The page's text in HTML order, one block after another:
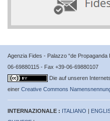
Agenzia Fides - Palazzo “de Propaganda
06-69880115 - Fax +39-06-69880107
Die auf unseren
einer Creative Commons
INTERNAZIONALE : ITALIANO |